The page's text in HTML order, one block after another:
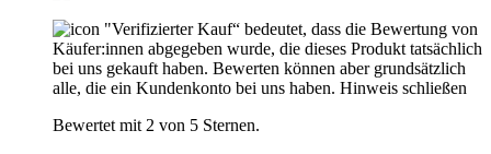
"Verifizierter Kauf“ bedeutet, dass die Bewertung von
Käufer:innen abgegeben wurde, die dieses Produkt tatsächlich
bei uns gekauft haben. Bewerten können aber grundsätzlich
alle, die ein Kundenkonto bei uns haben. Hinweis schließen
Bewertet mit 2 von 5 Sternen.